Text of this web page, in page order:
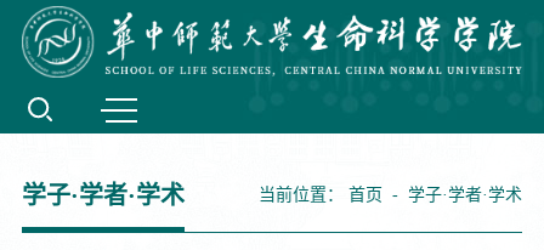
学子·学者·学术 当前位置： 首页 - 学子·学者·学术